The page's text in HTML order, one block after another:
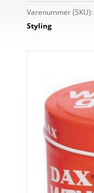
Varenummer (SKU):
Styling